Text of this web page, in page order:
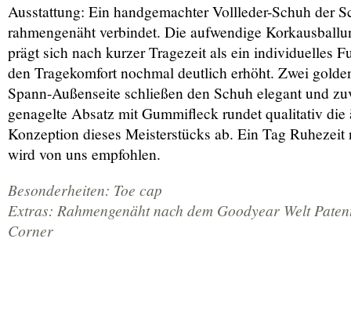
Ausstattung: Ein handgemachter Vollleder-Schuh der
rahmengenäht verbindet. Die aufwendige
prägt sich nach kurzer Tragezeit als ein individuelles
den Tragekomfort nochmal deutlich erhöht. Zwei
Spann-Außenseite schließen den Schuh elegant und
genagelte Absatz mit Gummifleck rundet qualitativ die
Konzeption dieses Meisterstücks ab. Ein Tag Ruhezeit
wird von uns empfohlen.
Besonderheiten: Toe cap
Extras: Rahmengenäht nach dem Goodyear Welt
Corner